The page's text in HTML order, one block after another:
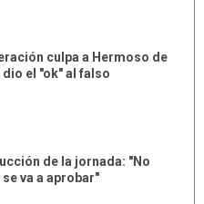
culpa a Hermoso de
dio el "ok" al falso
de la jornada: "No
va a aprobar"